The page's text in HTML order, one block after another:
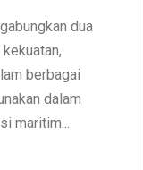
dua
berbagai
dalam
maritim...